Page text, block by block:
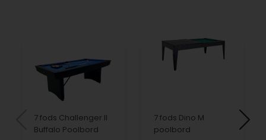
7 fods Challenger II
Buffalo Poolbord
7 fods Dino M
poolbord